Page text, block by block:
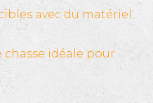
avec du matériel
chasse idéale pour